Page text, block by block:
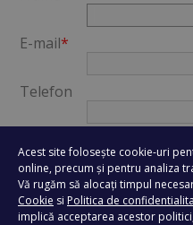
Acest site folosește cookie-uri
online, precum și pentru analiza
Vă rugăm să alocați timpul
Cookie si Politica de
implică acceptarea acestor
E-mail*
Telefon
Mesaj*